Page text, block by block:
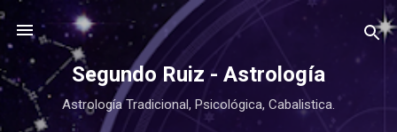
Ir al contenido principal
Segundo Ruiz - Astrología
Astrología Tradicional, Psicológica, Cabalistica.